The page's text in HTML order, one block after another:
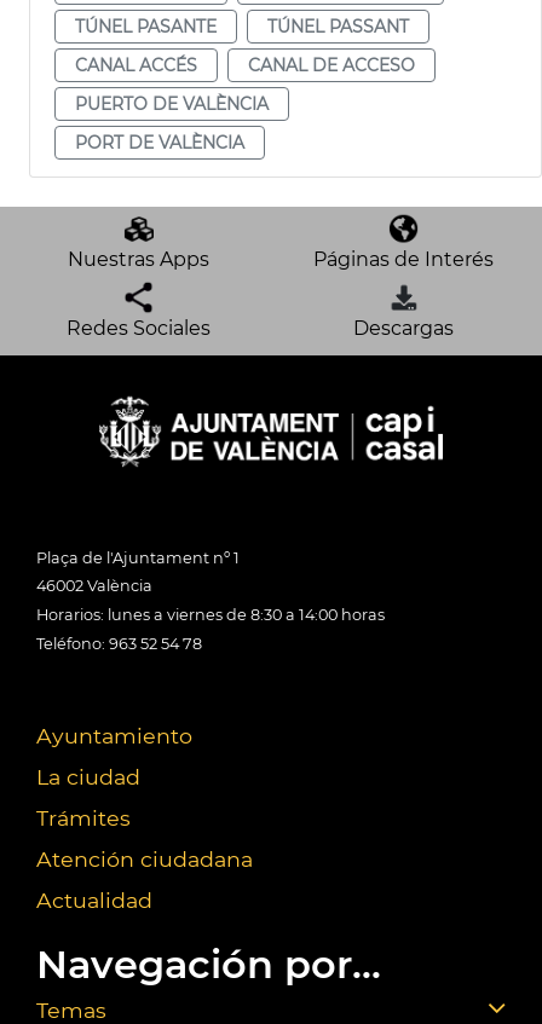
TÚNEL PASANTE
TÚNEL PASSANT
CANAL ACCÉS
CANAL DE ACCESO
PUERTO DE VALÈNCIA
PORT DE VALÈNCIA
Nuestras Apps Páginas de Interés
Redes Sociales Descargas
Plaça de l'Ajuntament nº 1
46002 València
Horarios: lunes a viernes de 8:30 a 14:00 horas
Teléfono: 963 52 54 78
Ayuntamiento
La ciudad
Trámites
Atención ciudadana
Actualidad
Navegación por...
Temas